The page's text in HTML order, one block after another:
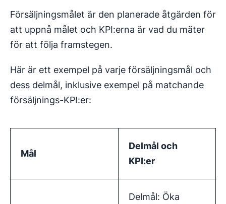
Försäljningsmålet är den planerade åtgärden för
att uppnå målet och KPI:erna är vad du mäter
för att följa framstegen.
Här är ett exempel på varje försäljningsmål och
dess delmål, inklusive exempel på matchande
försäljnings-KPI:er:
Mål
Delmål och
KPI:er
Delmål: Öka